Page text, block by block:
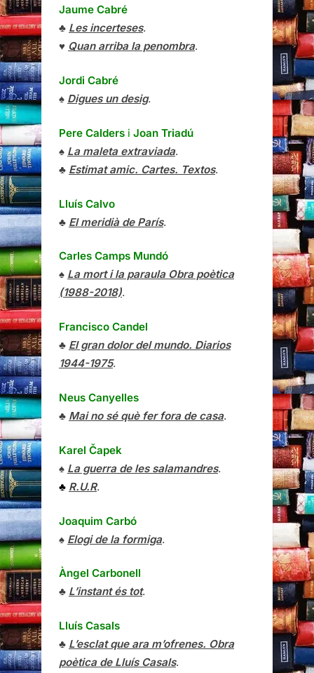
Jaume Cabré
♣ Les incerteses.
♥ Quan arriba la penombra.
Jordi Cabré
♠ Digues un desig.
Pere Calders i Joan Triadú
♠ La maleta extraviada.
♣ Estimat amic. Cartes. Textos.
Lluís Calvo
♣ El meridià de París.
Carles Camps Mundó
♠ La mort i la paraula Obra poètica
(1988-2018).
Francisco Candel
♣ El gran dolor del mundo. Diarios
1944-1975.
Neus Canyelles
♣ Mai no sé què fer fora de casa.
Karel Čapek
♠ La guerra de les salamandres.
♣ R.U.R.
Joaquim Carbó
♠ Elogi de la formiga.
Àngel Carbonell
♣ L’instant és tot.
Lluís Casals
♣ L’esclat que ara m’ofrenes. Obra
poètica de Lluís Casals.